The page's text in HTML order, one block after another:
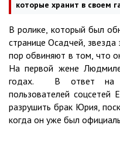
которые хранит в своем
В ролике, который был
странице Осадчей, звезда
пор обвиняют в том, что
На первой жене
годах. В ответ на
пользователей соцсетей
разрушить брак Юрия,
когда он уже был